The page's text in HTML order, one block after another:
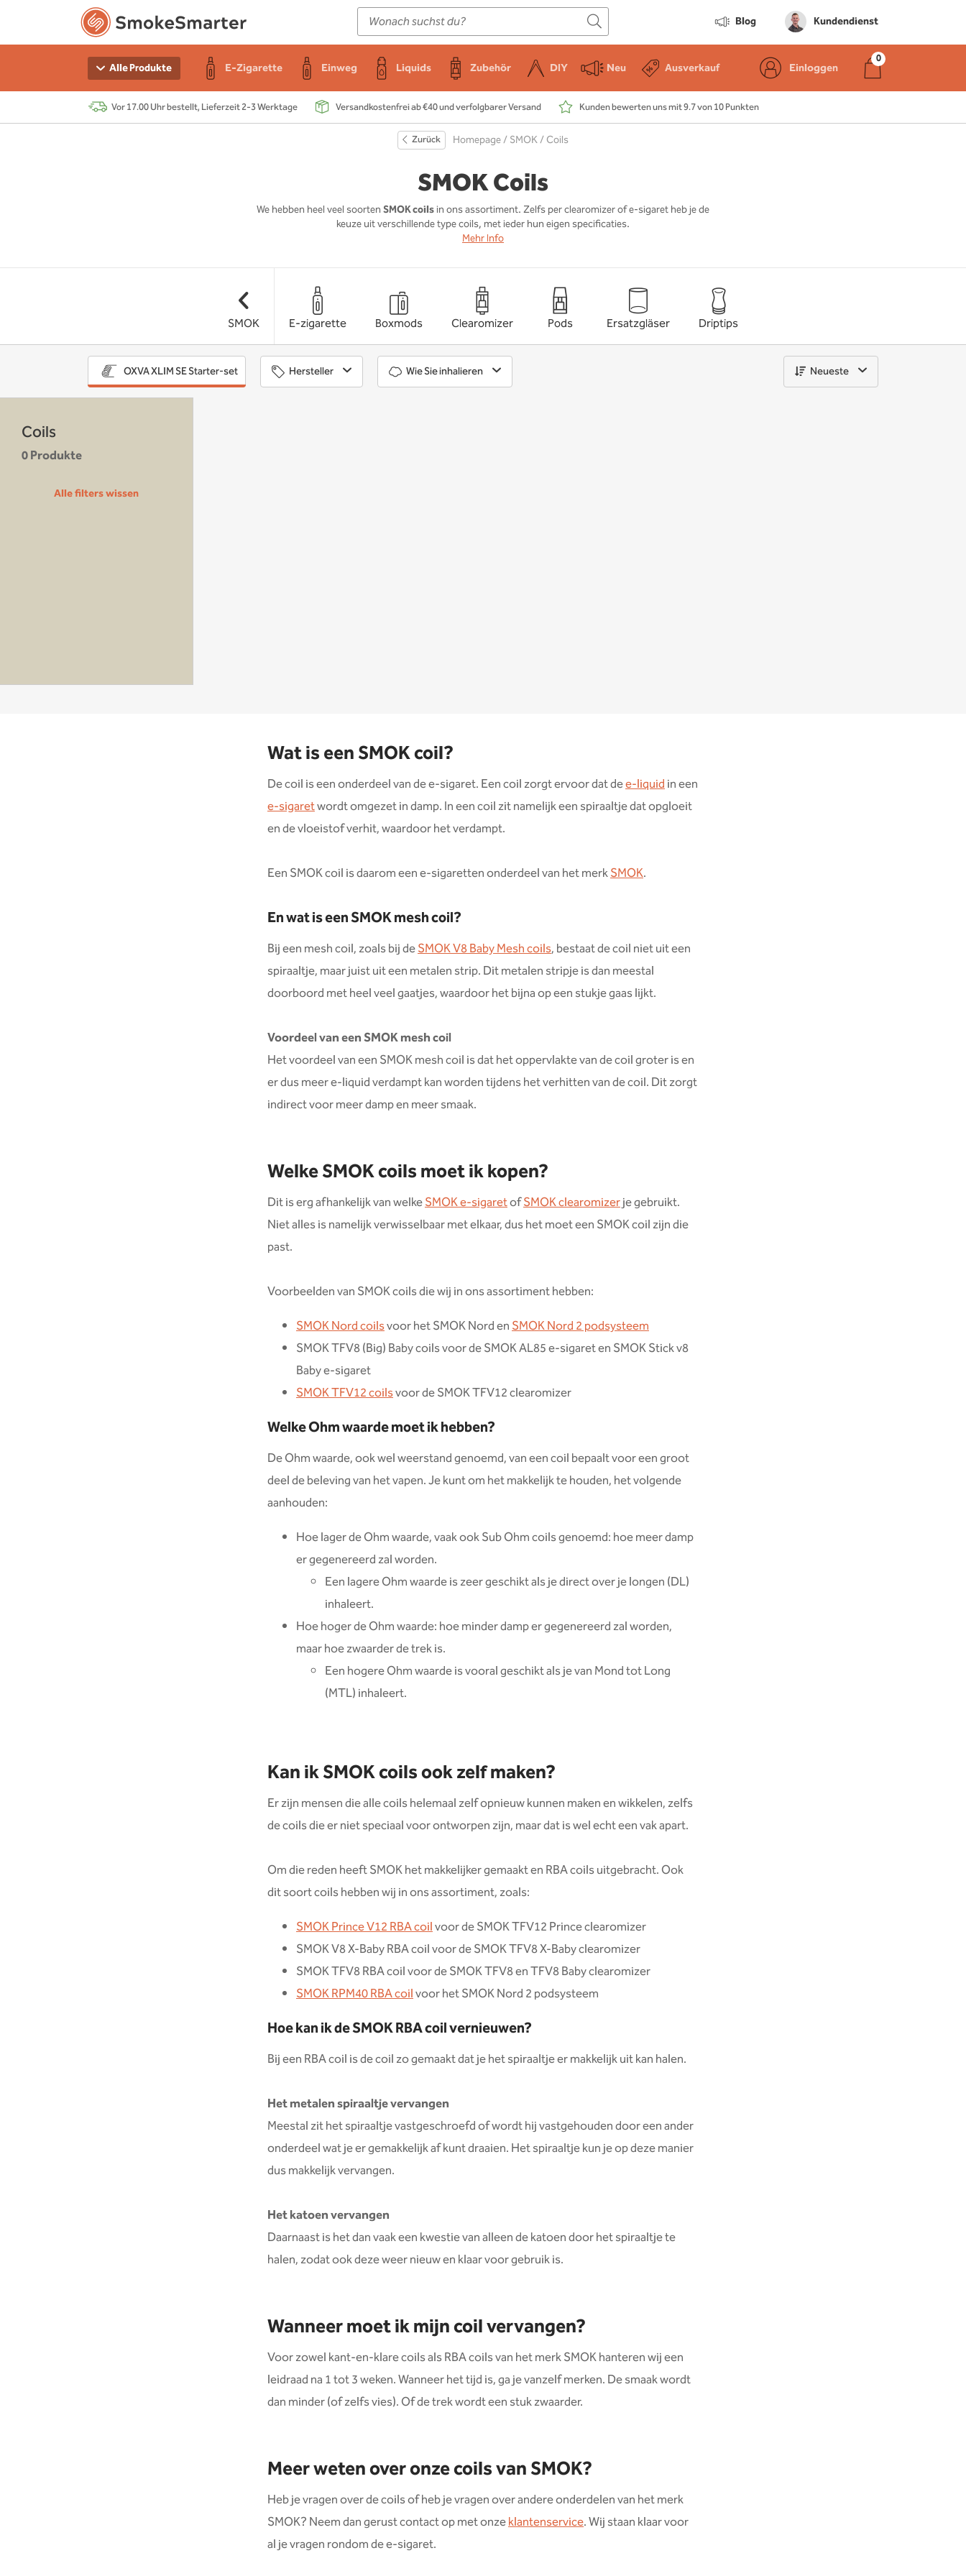
Blog Kundendienst
Alle Produkte E-Zigarette Einweg Liquids Zubehör DIY Neu Ausverkauf Einloggen
Vor 17.00 Uhr bestellt, Lieferzeit 2-3 Werktage Versandkostenfrei ab €40 und verfolgbarer Versand Kunden bewerten uns mit 9.7 von 10 Punkten
E-Zigarette
Einweg
Liquids
Zubehör
DIY
Zurück Homepage/SMOK/ Coils
SMOK Coils
We hebben heel veel soortenSMOK coilsin ons assortiment. Zelfs per clearomizer of e-sigaret heb je de
keuze uit verschillende type coils, met ieder hun eigen specificaties.
Mehr Info
SMOK E-zigarette Boxmods Clearomizer Pods Ersatzgläser Driptips
OXVA XLIM SE Starter-set Hersteller Wie Sie inhalieren Neueste
Coils
0 Produkte
Alle filters wissen
Wat is een SMOK coil?
De coil is een onderdeel van de e-sigaret. Een coil zorgt ervoor dat dee-liquidin een
e-sigaretwordt omgezet in damp. In een coil zit namelijk een spiraaltje dat opgloeit
en de vloeistof verhit, waardoor het verdampt.
Een SMOK coil is daarom een e-sigaretten onderdeel van het merkSMOK.
En wat is een SMOK mesh coil?
Bij een mesh coil, zoals bij deSMOK V8 Baby Mesh coils, bestaat de coil niet uit een
spiraaltje, maar juist uit een metalen strip. Dit metalen stripje is dan meestal
doorboord met heel veel gaatjes, waardoor het bijna op een stukje gaas lijkt.
Voordeel van een SMOK mesh coil
Het voordeel van een SMOK mesh coil is dat het oppervlakte van de coil groter is en
er dus meer e-liquid verdampt kan worden tijdens het verhitten van de coil. Dit zorgt
indirect voor meer damp en meer smaak.
Welke SMOK coils moet ik kopen?
Dit is erg afhankelijk van welkeSMOK e-sigaretofSMOK clearomizerje gebruikt.
Niet alles is namelijk verwisselbaar met elkaar, dus het moet een SMOK coil zijn die
past.
Voorbeelden van SMOK coils die wij in ons assortiment hebben:
SMOK Nord coilsvoor het SMOK Nord enSMOK Nord 2 podsysteem
SMOK TFV8 (Big) Baby coils voor de SMOK AL85 e-sigaret en SMOK Stick v8
Baby e-sigaret
SMOK TFV12 coilsvoor de SMOK TFV12 clearomizer
Welke Ohm waarde moet ik hebben?
De Ohm waarde, ook wel weerstand genoemd, van een coil bepaalt voor een groot
deel de beleving van het vapen. Je kunt om het makkelijk te houden, het volgende
aanhouden:
Hoe lager de Ohm waarde, vaak ook Sub Ohm coils genoemd: hoe meer damp
er gegenereerd zal worden.
Een lagere Ohm waarde is zeer geschikt als je direct over je longen (DL)
inhaleert.
Hoe hoger de Ohm waarde: hoe minder damp er gegenereerd zal worden,
maar hoe zwaarder de trek is.
Een hogere Ohm waarde is vooral geschikt als je van Mond tot Long
(MTL) inhaleert.
Kan ik SMOK coils ook zelf maken?
Er zijn mensen die alle coils helemaal zelf opnieuw kunnen maken en wikkelen, zelfs
de coils die er niet speciaal voor ontworpen zijn, maar dat is wel echt een vak apart.
Om die reden heeft SMOK het makkelijker gemaakt en RBA coils uitgebracht. Ook
dit soort coils hebben wij in ons assortiment, zoals:
SMOK Prince V12 RBA coilvoor de SMOK TFV12 Prince clearomizer
SMOK V8 X-Baby RBA coil voor de SMOK TFV8 X-Baby clearomizer
SMOK TFV8 RBA coil voor de SMOK TFV8 en TFV8 Baby clearomizer
SMOK RPM40 RBA coilvoor het SMOK Nord 2 podsysteem
Hoe kan ik de SMOK RBA coil vernieuwen?
Bij een RBA coil is de coil zo gemaakt dat je het spiraaltje er makkelijk uit kan halen.
Het metalen spiraaltje vervangen
Meestal zit het spiraaltje vastgeschroefd of wordt hij vastgehouden door een ander
onderdeel wat je er gemakkelijk af kunt draaien. Het spiraaltje kun je op deze manier
dus makkelijk vervangen.
Het katoen vervangen
Daarnaast is het dan vaak een kwestie van alleen de katoen door het spiraaltje te
halen, zodat ook deze weer nieuw en klaar voor gebruik is.
Wanneer moet ik mijn coil vervangen?
Voor zowel kant-en-klare coils als RBA coils van het merk SMOK hanteren wij een
leidraad na 1 tot 3 weken. Wanneer het tijd is, ga je vanzelf merken. De smaak wordt
dan minder (of zelfs vies). Of de trek wordt een stuk zwaarder.
Meer weten over onze coils van SMOK?
Heb je vragen over de coils of heb je vragen over andere onderdelen van het merk
SMOK? Neem dan gerust contact op met onzeklantenservice. Wij staan klaar voor
al je vragen rondom de e-sigaret.